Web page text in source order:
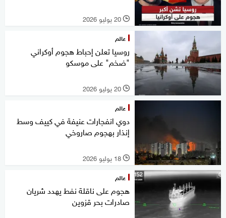
l 20 يوليو 2026
عالم
روسيا تعلن إحباط هجوم أوكراني
"ضخم" على موسكو
l 20 يوليو 2026
عالم
دوي انفجارات عنيفة في كييف وسط
إنذار بهجوم صاروخي
l 18 يوليو 2026
عالم
هجوم على ناقلة نفط يهدد شريان
صادرات بحر قزوين